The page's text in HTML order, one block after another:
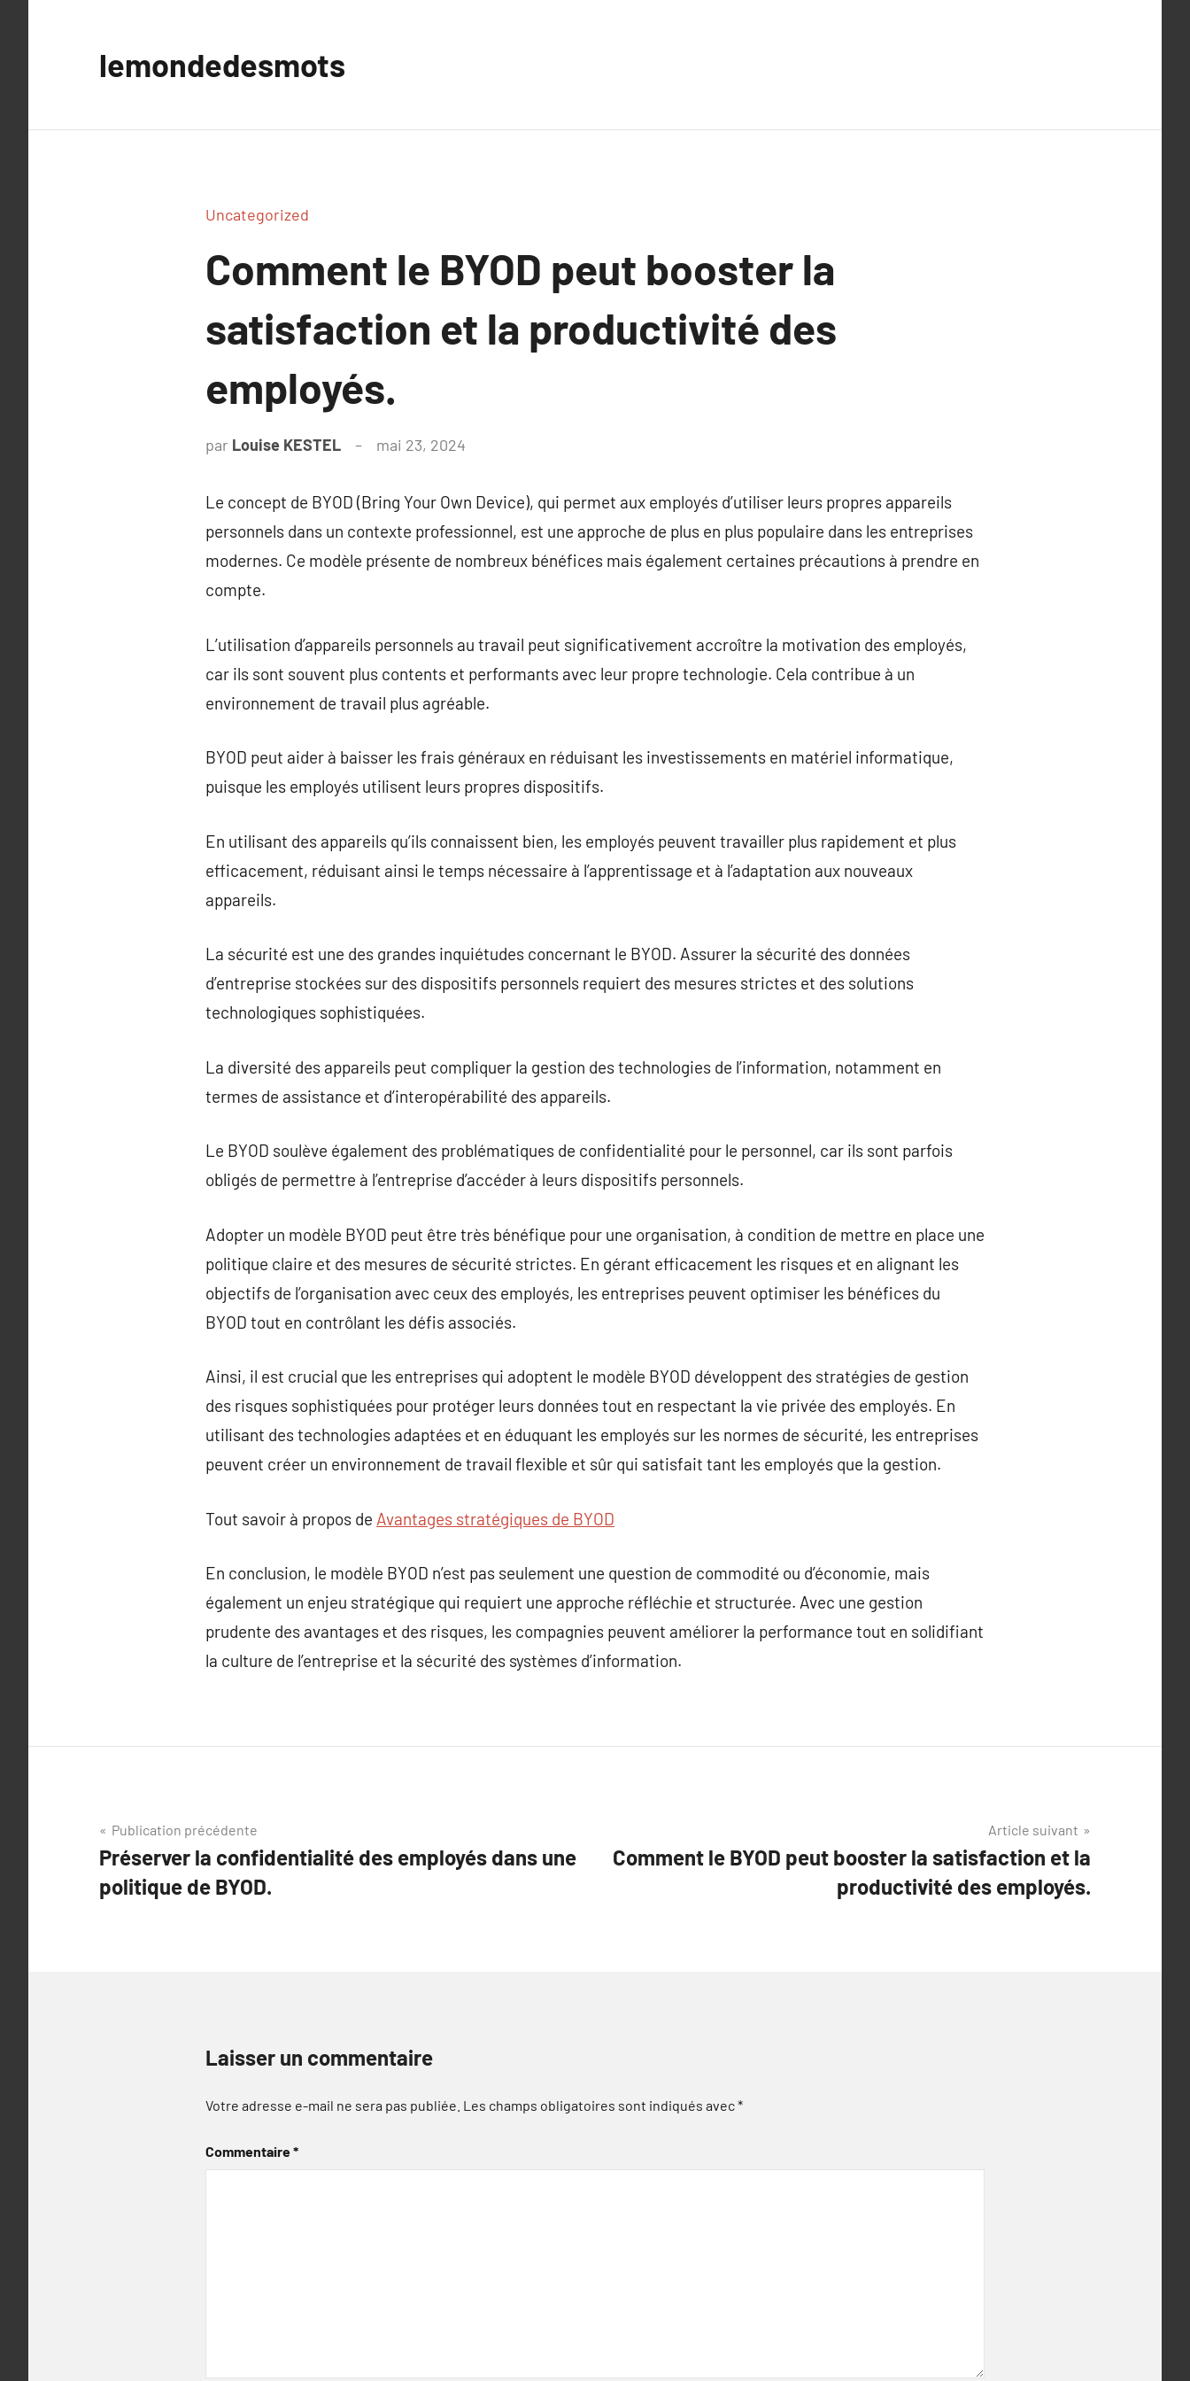
lemondedesmots
Uncategorized
Comment le BYOD peut booster la
satisfaction et la productivité des
employés.
par Louise KESTEL mai 23, 2024
Le concept de BYOD (Bring Your Own Device), qui permet aux employés d’utiliser leurs propres appareils
personnels dans un contexte professionnel, est une approche de plus en plus populaire dans les entreprises
modernes. Ce modèle présente de nombreux bénéfices mais également certaines précautions à prendre en
compte.
L’utilisation d’appareils personnels au travail peut significativement accroître la motivation des employés,
car ils sont souvent plus contents et performants avec leur propre technologie. Cela contribue à un
environnement de travail plus agréable.
BYOD peut aider à baisser les frais généraux en réduisant les investissements en matériel informatique,
puisque les employés utilisent leurs propres dispositifs.
En utilisant des appareils qu’ils connaissent bien, les employés peuvent travailler plus rapidement et plus
efficacement, réduisant ainsi le temps nécessaire à l’apprentissage et à l’adaptation aux nouveaux
appareils.
La sécurité est une des grandes inquiétudes concernant le BYOD. Assurer la sécurité des données
d’entreprise stockées sur des dispositifs personnels requiert des mesures strictes et des solutions
technologiques sophistiquées.
La diversité des appareils peut compliquer la gestion des technologies de l’information, notamment en
termes de assistance et d’interopérabilité des appareils.
Le BYOD soulève également des problématiques de confidentialité pour le personnel, car ils sont parfois
obligés de permettre à l’entreprise d’accéder à leurs dispositifs personnels.
Adopter un modèle BYOD peut être très bénéfique pour une organisation, à condition de mettre en place une
politique claire et des mesures de sécurité strictes. En gérant efficacement les risques et en alignant les
objectifs de l’organisation avec ceux des employés, les entreprises peuvent optimiser les bénéfices du
BYOD tout en contrôlant les défis associés.
Ainsi, il est crucial que les entreprises qui adoptent le modèle BYOD développent des stratégies de gestion
des risques sophistiquées pour protéger leurs données tout en respectant la vie privée des employés. En
utilisant des technologies adaptées et en éduquant les employés sur les normes de sécurité, les entreprises
peuvent créer un environnement de travail flexible et sûr qui satisfait tant les employés que la gestion.
Tout savoir à propos de Avantages stratégiques de BYOD
En conclusion, le modèle BYOD n’est pas seulement une question de commodité ou d’économie, mais
également un enjeu stratégique qui requiert une approche réfléchie et structurée. Avec une gestion
prudente des avantages et des risques, les compagnies peuvent améliorer la performance tout en solidifiant
la culture de l’entreprise et la sécurité des systèmes d’information.
Navigation
de
l’article
Publication précédente
Préserver la confidentialité des employés dans une
politique de BYOD.
Article suivant
Comment le BYOD peut booster la satisfaction et la
productivité des employés.
Laisser un commentaire
Votre adresse e-mail ne sera pas publiée. Les champs obligatoires sont indiqués avec*
Commentaire*